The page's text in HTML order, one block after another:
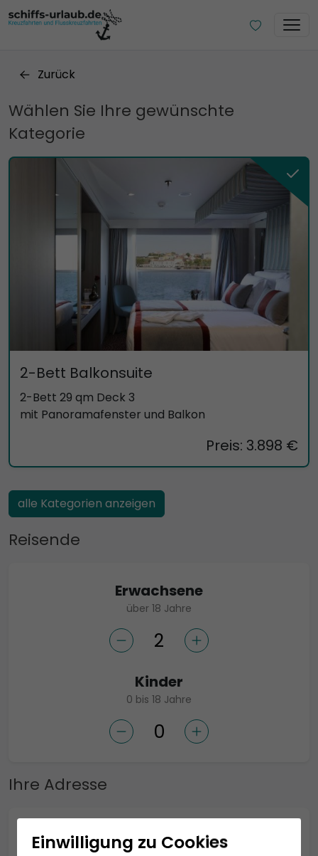
Zurück
Wählen Sie Ihre gewünschte
Kategorie
2-Bett Balkonsuite
2-Bett 29 qm Deck 3
mit Panoramafenster und Balkon
Preis: 3.898 €
alle Kategorien anzeigen
Reisende
Erwachsene
über 18 Jahre
Kinder
0 bis 18 Jahre
Ihre Adresse
Anrede *
Einwilligung zu Cookies